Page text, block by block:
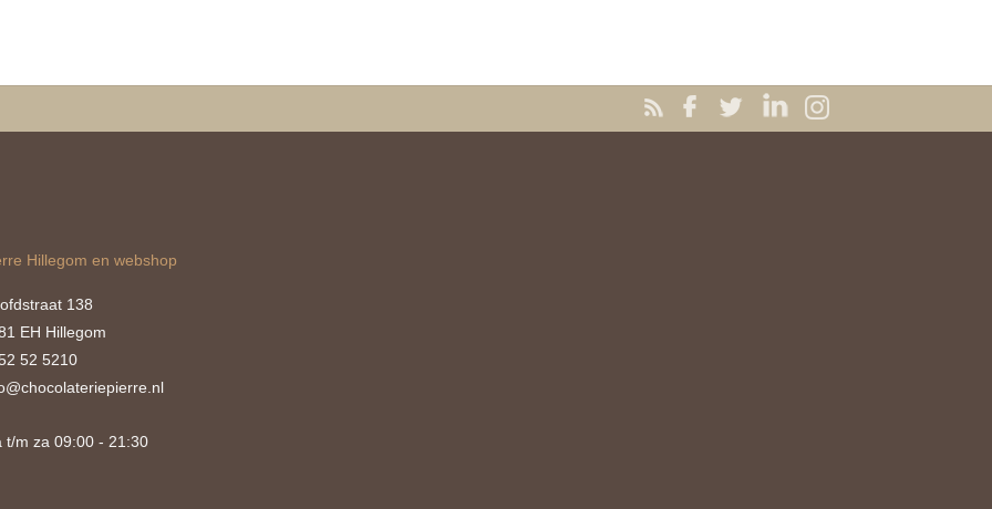
Hillegom en webshop
138
EH Hillegom
52 5210
t/m za 09:00 - 21:30